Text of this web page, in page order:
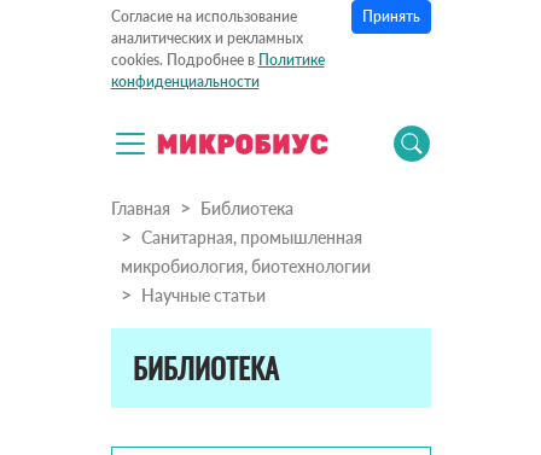
Согласие на использование
аналитических и рекламных
cookies. Подробнее в Политике
конфиденциальности
Принять
Главная
Библиотека
Санитарная, промышленная
микробиология, биотехнологии
Научные статьи
БИБЛИОТЕКА